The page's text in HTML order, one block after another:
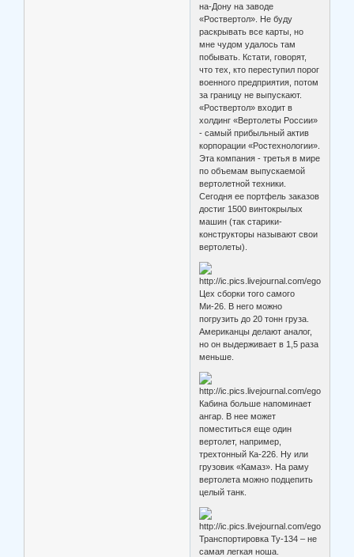
на-Дону на заводе
«Роствертол». Не буду
раскрывать все карты, но
мне чудом удалось там
побывать. Кстати, говорят,
что тех, кто переступил порог
военного предприятия, потом
за границу не выпускают.
«Роствертол» входит в
холдинг «Вертолеты России»
- самый прибыльный актив
корпорации «Ростехнологии».
Эта компания - третья в мире
по объемам выпускаемой
вертолетной техники.
Сегодня ее портфель заказов
достиг 1500 винтокрылых
машин (так старики-
конструкторы называют свои
вертолеты).
Цех сборки того самого
Ми-26. В него можно
погрузить до 20 тонн груза.
Американцы делают аналог,
но он выдерживает в 1,5 раза
меньше.
Кабина больше напоминает
ангар. В нее может
поместиться еще один
вертолет, например,
трехтонный Ка-226. Ну или
грузовик «Камаз». На раму
вертолета можно подцепить
целый танк.
Транспортировка Ту-134 – не
самая легкая ноша.